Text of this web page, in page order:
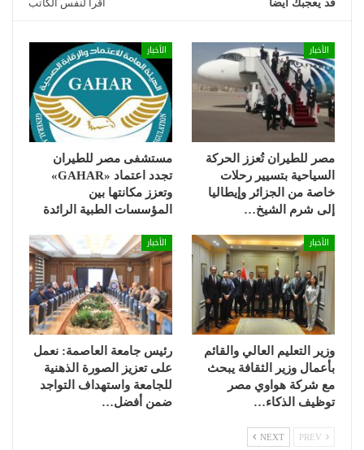
قد يعجبك ايضا اقرأ لنفس الكاتب
الأخبار
مصر للطيران تُعزز الحركة
السياحية بتسيير رحلات
خاصة من الجزائر وإيطاليا
إلى شرم الشيخ…
الأخبار
مستشفى مصر للطيران
تجدد اعتماد «GAHAR»
وتعزز مكانتها بين
المؤسسات الطبية الرائدة
الأخبار
وزير التعليم العالي والقائم
بأعمال وزير الثقافة يبحث
مع شركة هواوي مصر
توظيف الذكاء…
الأخبار
رئيس جامعة العاصمة: نعمل
على تعزيز الصورة الذهنية
للجامعة واستهداف التواجد
ضمن أفضل…
NEXT